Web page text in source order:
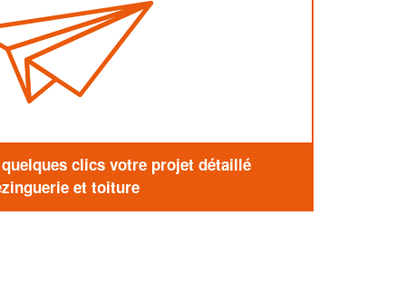
clics votre projet détaillé
et toiture